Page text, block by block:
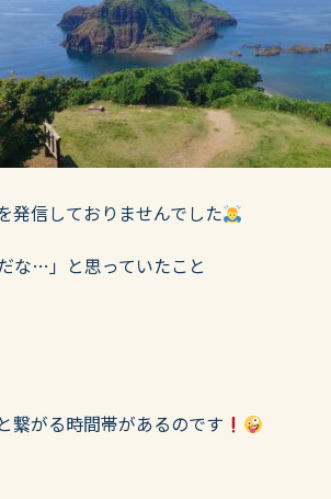
発信しておりませんでした
な…」と思っていたこと
繋がる時間帯があるのです